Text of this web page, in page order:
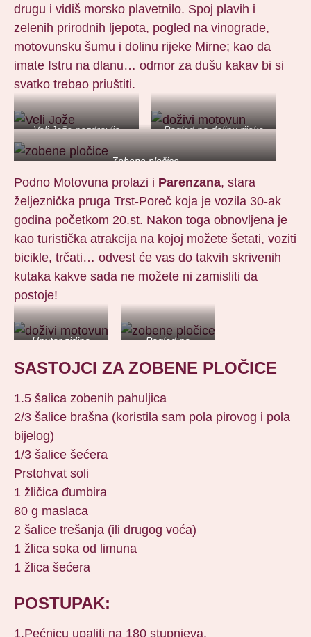
drugu i vidiš morsko plavetnilo. Spoj plavih i
zelenih prirodnih ljepota, pogled na vinograde,
motovunsku šumu i dolinu rijeke Mirne; kao da
imate Istru na dlanu… odmor za dušu kakav bi si
svatko trebao priuštiti.
Veli Jože pozdravlja
posjetitelje
Pogled na dolinu rijeke
Mirne
Zobene pločice
Podno Motovuna prolazi i Parenzana, stara
željeznička pruga Trst-Poreč koja je vozila 30-ak
godina početkom 20.st. Nakon toga obnovljena je
kao turistička atrakcija na kojoj možete šetati, voziti
bicikle, trčati… odvest će vas do takvih skrivenih
kutaka kakve sada ne možete ni zamisliti da
postoje!
Unutar zidina
Pogled na
SASTOJCI ZA ZOBENE PLOČICE
1.5 šalica zobenih pahuljica
2/3 šalice brašna (koristila sam pola pirovog i pola
bijelog)
1/3 šalice šećera
Prstohvat soli
1 žličica đumbira
80 g maslaca
2 šalice trešanja (ili drugog voća)
1 žlica soka od limuna
1 žlica šećera
POSTUPAK:
1.Pećnicu upaliti na 180 stupnjeva.